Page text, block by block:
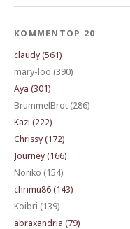
KOMMENTOP 20
claudy (561)
mary-loo (390)
Aya (301)
BrummelBrot (286)
Kazi (222)
Chrissy (172)
Journey (166)
Noriko (154)
chrimu86 (143)
Koibri (139)
abraxandria (79)